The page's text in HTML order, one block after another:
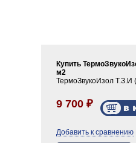
Купить
м2
ТермоЗвукоИзол Т.З.И
9 700 ₽
Добавить к сравнению